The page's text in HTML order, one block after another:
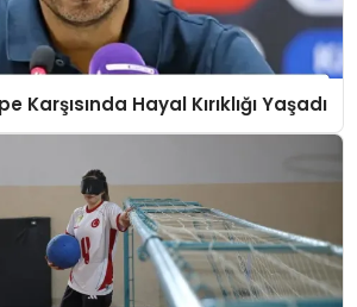
Karşısında Hayal Kırıklığı Yaşadı